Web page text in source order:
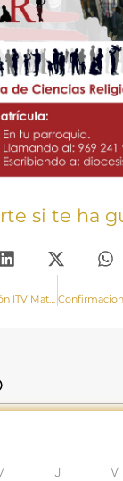
si te ha
IV Jornadas de Formación ITV Matrimonial 2020
J V